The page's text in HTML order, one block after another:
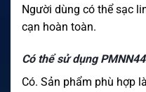
Người dùng có thể sạc
cạn hoàn toàn.
Có thể sử dụng
Có. Sản phẩm phù hợp